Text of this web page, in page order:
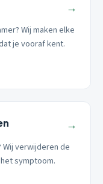
→
Wij maken elke
je vooraf kent.
→
verwijderen de
symptoom.